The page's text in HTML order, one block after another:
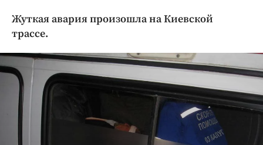
Криминал
Недвижимость и ЖКХ
Образование
Общество
Погода
Праздники
Жуткая авария произошла на Киевской
трассе.